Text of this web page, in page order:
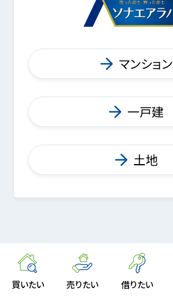
買いたい 売りたい 借りたい
マンション
一戸建
土地
購入をご検討の方へ